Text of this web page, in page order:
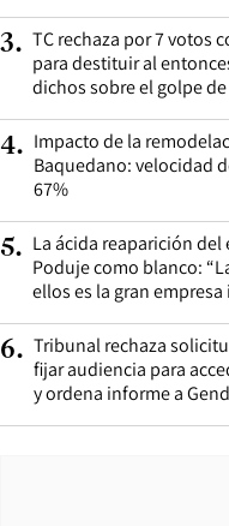
3. TC rechaza por 7 votos
para destituir al
dichos sobre el golpe
4. Impacto de la
Baquedano: velocidad
67%
5. La ácida reaparición
Poduje como blanco:
ellos es la gran
6. Tribunal rechaza
fijar audiencia para
y ordena informe a